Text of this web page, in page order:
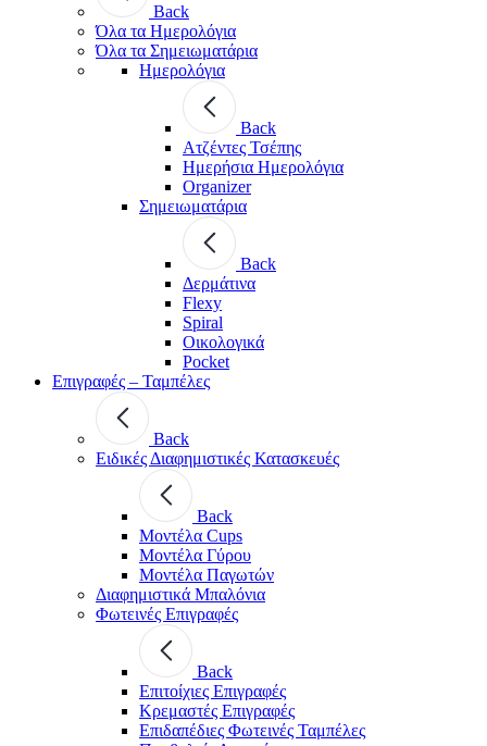
Back
Όλα τα Ημερολόγια
Όλα τα Σημειωματάρια
Ημερολόγια
Back
Ατζέντες Τσέπης
Ημερήσια Ημερολόγια
Organizer
Σημειωματάρια
Back
Δερμάτινα
Flexy
Spiral
Οικολογικά
Pocket
Επιγραφές – Ταμπέλες
Back
Ειδικές Διαφημιστικές Κατασκευές
Back
Μοντέλα Cups
Μοντέλα Γύρου
Μοντέλα Παγωτών
Διαφημιστικά Μπαλόνια
Φωτεινές Επιγραφές
Back
Επιτοίχιες Επιγραφές
Κρεμαστές Επιγραφές
Επιδαπέδιες Φωτεινές Ταμπέλες